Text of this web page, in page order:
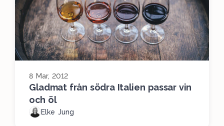
8 Mar, 2012
Gladmat från södra Italien passar vin
och öl
Elke Jung